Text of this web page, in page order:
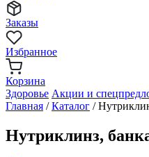
Заказы
Избранное
Корзина
Здоровье Акции и
Главная / Каталог /
Нутриклинз,